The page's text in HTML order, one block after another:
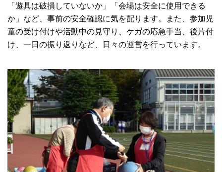
「遊具は破損していないか」「会場は安全に使用できる
か」など、事前の安全確認に気を配ります。また、参加児
童の受け付けや活動中の見守り、ケガの応急手当、後片付
け、一日の振り返りなど、日々の運営を行っています。